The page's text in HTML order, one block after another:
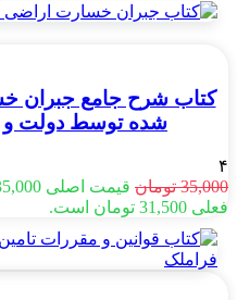
کتاب شرح جامع جبران
شده توسط دولت
۴
35,000 تومان قیمت اصلی 35,000 تومان بود.
فعلی 31,500 تومان است.